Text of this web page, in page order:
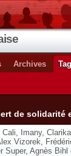
Archives
de solidarité
Imany,
Vizorek,
Super, Agnès Bihl